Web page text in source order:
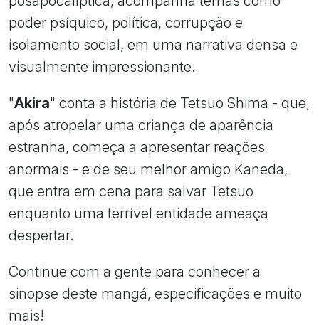
poder psíquico, política, corrupção e
isolamento social, em uma narrativa densa e
visualmente impressionante.
"Akira" conta a história de Tetsuo Shima - que,
após atropelar uma criança de aparência
estranha, começa a apresentar reações
anormais - e de seu melhor amigo Kaneda,
que entra em cena para salvar Tetsuo
enquanto uma terrível entidade ameaça
despertar.
Continue com a gente para conhecer a
sinopse deste mangá, especificações e muito
mais!